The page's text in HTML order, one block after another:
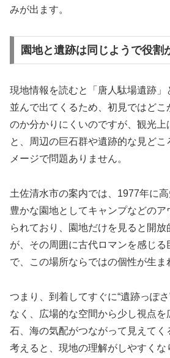
みが出ます。
園地と遺跡は同じようで役割
現地情報を読むと「唐人駄場遺跡
並んで出てくるため、初見ではど
のか分かりにくいのですが、観光
と、周辺の巨石群や遺跡的な見どこ
メージで問題ありません。
土佐清水市の案内では、1977年に
豊かな園地としてキャンプなどの
られており、園地だけを見ると開
が、その周囲に古代ロマンを感じる
で、この場所ならではの個性が生ま
つまり、到着してすぐに“遺跡っぽ
なく、広場的な空間から少し視点を
石、海の気配がつながって見えてく
考えると、現地の理解がしやすくな